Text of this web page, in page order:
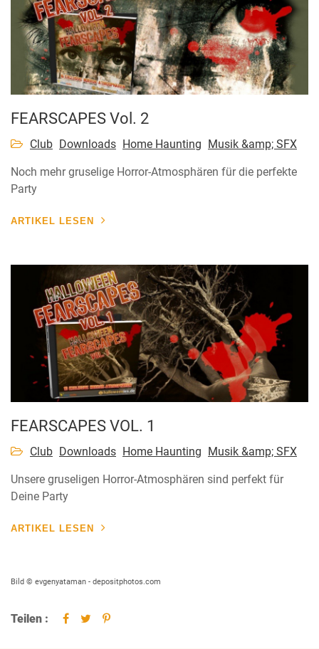
FEARSCAPES Vol. 2
Club Downloads Home Haunting Musik &amp; SFX
Noch mehr gruselige Horror-Atmosphären für die perfekte
Party
ARTIKEL LESEN
FEARSCAPES VOL. 1
Club Downloads Home Haunting Musik &amp; SFX
Unsere gruseligen Horror-Atmosphären sind perfekt für
Deine Party
ARTIKEL LESEN
Bild © evgenyataman - depositphotos.com
Teilen :